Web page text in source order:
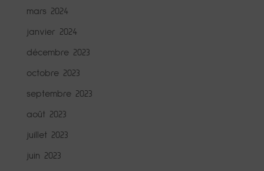
mars 2024
janvier 2024
décembre 2023
octobre 2023
septembre 2023
août 2023
juillet 2023
juin 2023